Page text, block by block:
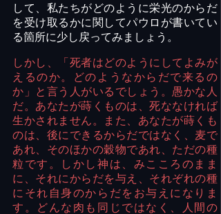
して、私たちがどのように栄光のからだ
を受け取るかに関してパウロが書いてい
る箇所に少し戻ってみましょう。
しかし、「死者はどのようにしてよみが
えるのか。どのようなからだで来るの
か」と言う人がいるでしょう。愚かな人
だ。あなたが蒔くものは、死ななければ
生かされません。また、あなたが蒔くも
のは、後にできるからだではなく、麦で
あれ、そのほかの穀物であれ、ただの種
粒です。しかし神は、みこころのまま
に、それにからだを与え、それぞれの種
にそれ自身のからだをお与えになりま
す。どんな肉も同じではなく、人間の